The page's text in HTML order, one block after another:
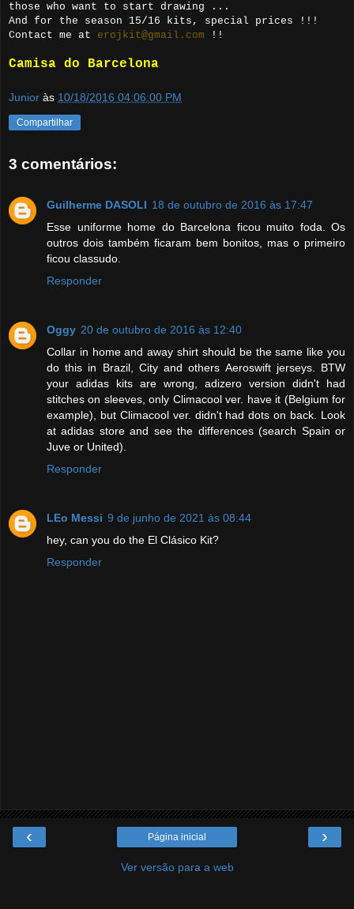
those who want to start drawing ...
And for the season 15/16 kits, special prices !!!
Contact me at erojkit@gmail.com !!
Camisa do Barcelona
Junior às 10/18/2016 04:06:00 PM
Compartilhar
3 comentários:
Guilherme DASOLI 18 de outubro de 2016 às 17:47
Esse uniforme home do Barcelona ficou muito foda. Os
outros dois também ficaram bem bonitos, mas o primeiro
ficou classudo.
Responder
Oggy 20 de outubro de 2016 às 12:40
Collar in home and away shirt should be the same like you
do this in Brazil, City and others Aeroswift jerseys. BTW
your adidas kits are wrong, adizero version didn't had
stitches on sleeves, only Climacool ver. have it (Belgium for
example), but Climacool ver. didn't had dots on back. Look
at adidas store and see the differences (search Spain or
Juve or United).
Responder
LEo Messi 9 de junho de 2021 às 08:44
hey, can you do the El Clásico Kit?
Responder
‹ ›
Página inicial
Ver versão para a web